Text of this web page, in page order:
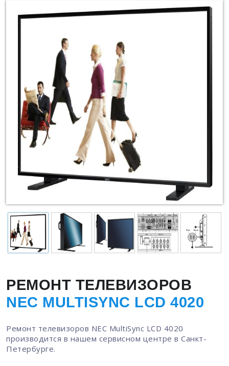
РЕМОНТ ТЕЛЕВИЗОРОВ
NEC MULTISYNC LCD 4020
Ремонт телевизоров NEC MultiSync LCD 4020
производится в нашем сервисном центре в Санкт-
Петербурге.